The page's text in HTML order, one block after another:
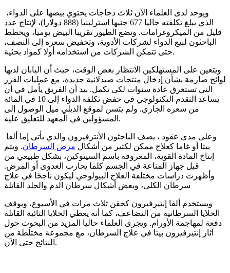
الذي يبلغ تكلفته حاليا 677 جنيها استرلينيا (888 دولارا)، لإنتاج عدد
قليل من الميكروغرامات. وتضع الطيور تقريبا البيض يوميا، ويخطط
الباحثون لبيع الدواء لشركات الأدوية، وتخفيض سعره إلى النصف،
حتى تتمكن الشركات من استخدامه أولا كمواد بحثية.
ويتعين على المستهلكين الانتظار بعض الوقت، حيث أن اليابان لديها
لوائح صارمة بشأن إدخال منتجات صيدلانية جديدة، مع عمليات الفرز
التي تستغرق عادة سنوات لكى تكمل. بيد أن الفريق يأمل في أن
يساعد التقدم التكنولوجي في خفض تكلفة الدواء إلى 10 في المائة
من سعره الجاري. ولم يتسن لموقع الديلي ميل الوصول إلى
المسؤولين في المعهد للتعليق عليه.
بيتا أو غاما كعلاج ممكن لكثير من أشكال مرض السرطان. ويتم
إنتاج المادة القوية، المعروفة باسم السيتوكين، بشكل طبيعي من
قبل جهاز المناعة في الجسم كلما يحارب العدوى أو المرض.
وأظهرت دراسات مختلفة العلاج البيولوجي ليكون ناجحًا في علاج
سرطان الكلى، وبعض أشكال سرطان الدم والجلد القاتلة
ويستخدم ألفا إنتيرفيرون كحقن ثلاث مرات في الأسبوع، ويوقف
الخلايا السرطانية من التضاعف، كما أنه يعطي الخلايا التائية القاتلة
دفعة لمهاجمة الأورام. ويجرى العلماء حاليا المزيد من البحوث حول
آثار إنتيرفيرون بيتا في علاج السرطان، مع مجموعة مختلطة من
النتائج حتى الآن.